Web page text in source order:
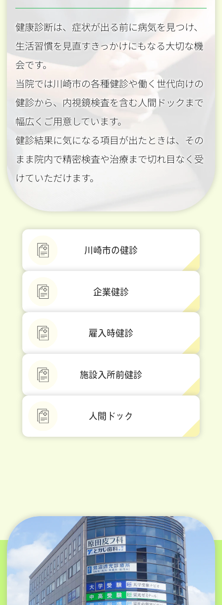
健康診断は、症状が出る前に病気を見つけ、
生活習慣を見直すきっかけにもなる大切な機
会です。
当院では川崎市の各種健診や働く世代向けの
健診から、内視鏡検査を含む人間ドックまで
幅広くご用意しています。
健診結果に気になる項目が出たときは、その
まま院内で精密検査や治療まで切れ目なく受
けていただけます。
川崎市の健診
企業健診
雇入時健診
施設入所前健診
人間ドック